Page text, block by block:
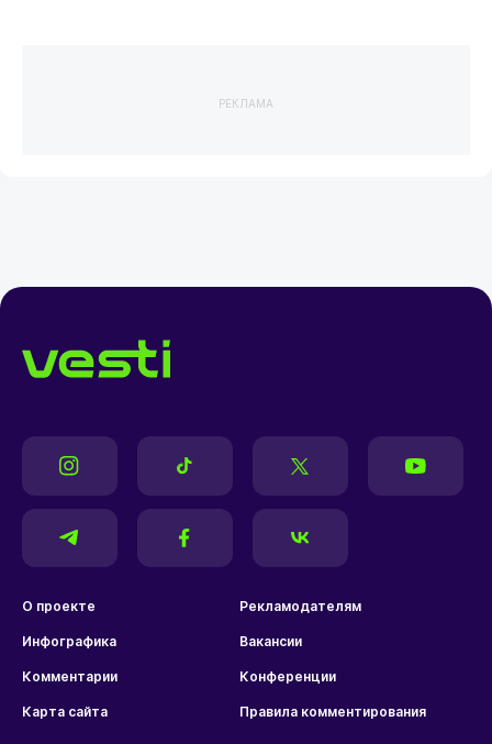
РЕКЛАМА
О проекте Рекламодателям
Инфографика Вакансии
Комментарии Конференции
Карта сайта Правила комментирования